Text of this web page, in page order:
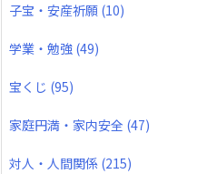
子宝・安産祈願 (10)
学業・勉強 (49)
宝くじ (95)
家庭円満・家内安全 (47)
対人・人間関係 (215)